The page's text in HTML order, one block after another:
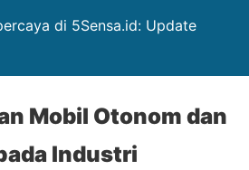
di 5Sensa.id: Update
Mobil Otonom dan
Industri